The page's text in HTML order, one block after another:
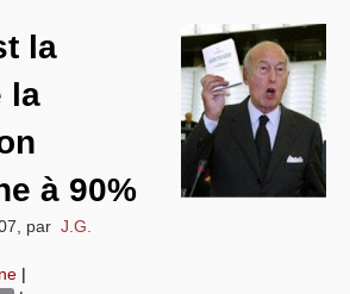
& mondialisation
la
la
à 90%
par J.G.
|